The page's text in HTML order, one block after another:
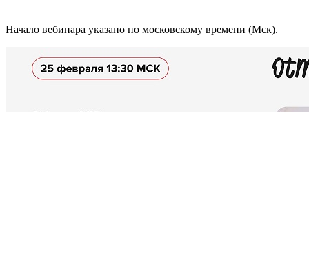
Начало вебинара указано по московскому времени (Мск).